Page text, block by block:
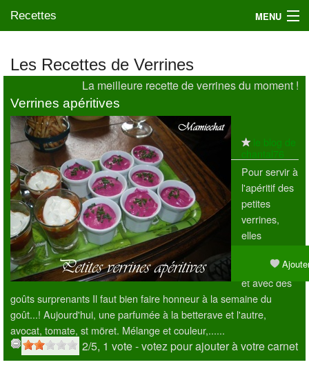
Recettes MENU
Mes blogs préférés
Les Recettes de Verrines
La meilleure recette de verrines du moment !
Verrines apéritives
le blog de
chantal76
Pour servir à
l'apéritif des
petites
verrines,
elles
la fraîcheur
et avec des
goûts surprenants Il faut bien faire honneur à la semaine du
goût...! Aujourd'hui, une parfumée à la betterave et l'autre,
avocat, tomate, st möret. Mélange et couleur,......
2/5, 1 vote- votez pour ajouter à votre carnet